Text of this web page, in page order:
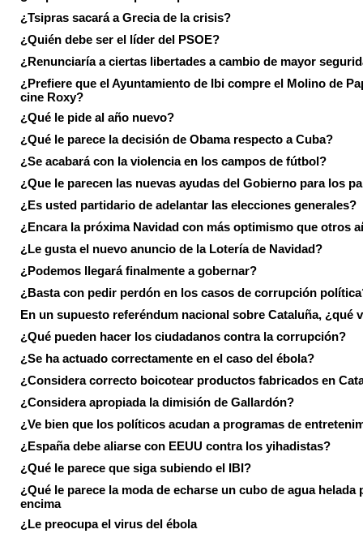
¿Tsipras sacará a Grecia de la crisis?
¿Quién debe ser el líder del PSOE?
¿Renunciaría a ciertas libertades a cambio de mayor
¿Prefiere que el Ayuntamiento de Ibi compre el Molino de
cine Roxy?
¿Qué le pide al año nuevo?
¿Qué le parece la decisión de Obama respecto a Cuba?
¿Se acabará con la violencia en los campos de fútbol?
¿Que le parecen las nuevas ayudas del Gobierno para los
¿Es usted partidario de adelantar las elecciones generales?
¿Encara la próxima Navidad con más optimismo que otros
¿Le gusta el nuevo anuncio de la Lotería de Navidad?
¿Podemos llegará finalmente a gobernar?
¿Basta con pedir perdón en los casos de corrupción
En un supuesto referéndum nacional sobre Cataluña, ¿qué
¿Qué pueden hacer los ciudadanos contra la corrupción?
¿Se ha actuado correctamente en el caso del ébola?
¿Considera correcto boicotear productos fabricados en
¿Considera apropiada la dimisión de Gallardón?
¿Ve bien que los políticos acudan a programas de
¿España debe aliarse con EEUU contra los yihadistas?
¿Qué le parece que siga subiendo el IBI?
¿Qué le parece la moda de echarse un cubo de agua helada
encima
¿Le preocupa el virus del ébola